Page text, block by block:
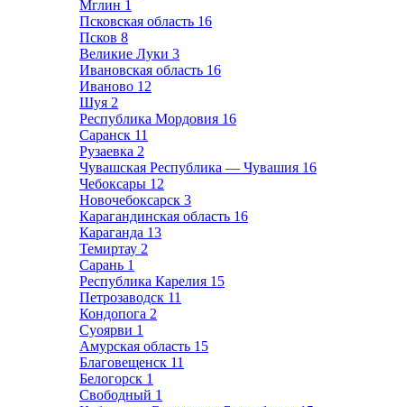
Мглин 1
Псковская область 16
Псков 8
Великие Луки 3
Ивановская область 16
Иваново 12
Шуя 2
Республика Мордовия 16
Саранск 11
Рузаевка 2
Чувашская Республика — Чувашия 16
Чебоксары 12
Новочебоксарск 3
Карагандинская область 16
Караганда 13
Темиртау 2
Сарань 1
Республика Карелия 15
Петрозаводск 11
Кондопога 2
Суоярви 1
Амурская область 15
Благовещенск 11
Белогорск 1
Свободный 1